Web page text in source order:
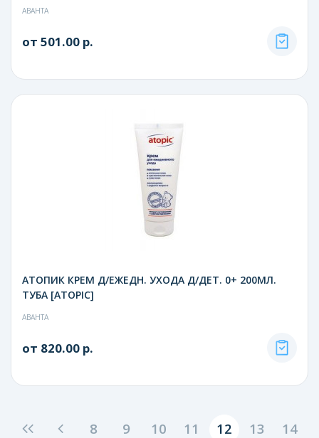
АВАНТА
от 501.00 р.
АТОПИК КРЕМ Д/ЕЖЕДН. УХОДА Д/ДЕТ. 0+ 200МЛ.
ТУБА [ATOPIC]
АВАНТА
от 820.00 р.
8 9 10 11 12 13
14